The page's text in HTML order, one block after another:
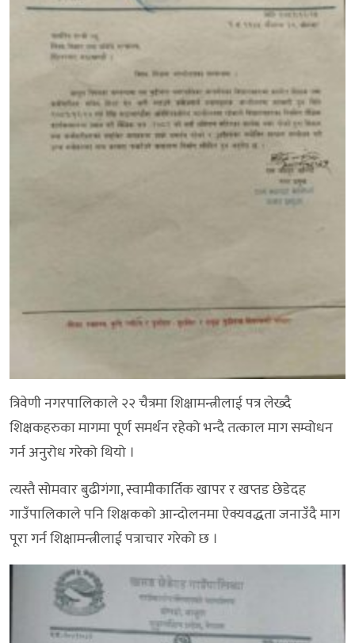
त्रिवेणी नगरपालिकाले २२ चैत्रमा शिक्षामन्त्रीलाई पत्र लेख्दै
शिक्षकहरुका मागमा पूर्ण समर्थन रहेको भन्दै तत्काल माग सम्वोधन
गर्न अनुरोध गरेको थियो ।
त्यस्तै सोमवार बुढीगंगा, स्वामीकार्तिक खापर र खप्तड छेडेदह
गाउँपालिकाले पनि शिक्षकको आन्दोलनमा ऐक्यवद्धता जनाउँदै माग
पूरा गर्न शिक्षामन्त्रीलाई पत्राचार गरेको छ ।